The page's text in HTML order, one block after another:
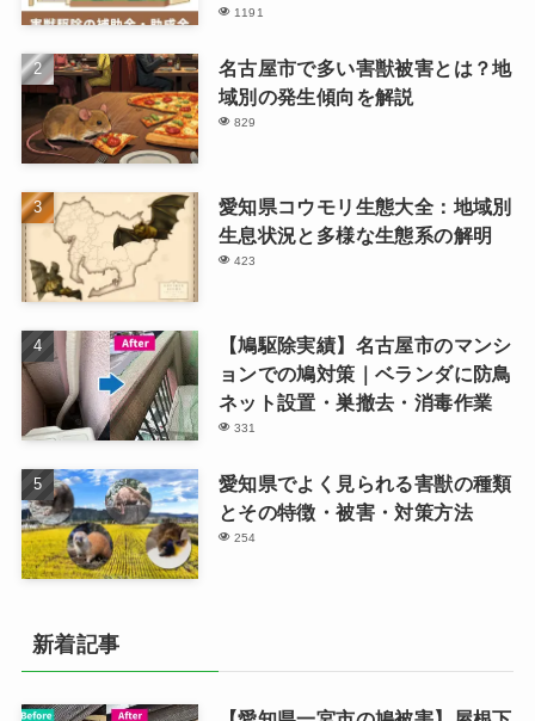
1191
名古屋市で多い害獣被害とは？地
域別の発生傾向を解説
829
愛知県コウモリ生態大全：地域別
生息状況と多様な生態系の解明
423
【鳩駆除実績】名古屋市のマンシ
ョンでの鳩対策｜ベランダに防鳥
ネット設置・巣撤去・消毒作業
331
愛知県でよく見られる害獣の種類
とその特徴・被害・対策方法
254
新着記事